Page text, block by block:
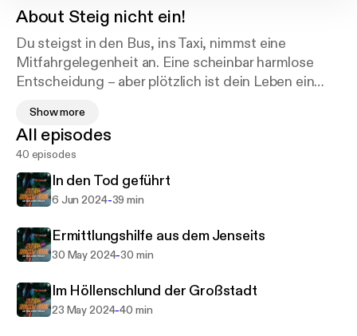
About Steig nicht ein!
Du steigst in den Bus, ins Taxi, nimmst eine
Mitfahrgelegenheit an. Eine scheinbar harmlose
Entscheidung – aber plötzlich ist dein Leben ein
ist Alex und das ist “Steig nicht ein!”. Ich werde dir in
jeder Episode einen Fall vorstellen, bei dem ein
Mensch beim Falschen eingestiegen oder der
Falsche zugestiegen ist: Der Fall und das
Tatgeschehen werden unter Rückgriff auf
Betroffenen, Tätern und dem familiären und
sozialen Umfeld der Beteiligten rekonstruiert: Wir
Tragödie endet.
Show more
All episodes
40 episodes
In den Tod geführt
6 Jun 2024-39 min
Ermittlungshilfe aus dem Jenseits
30 May 2024-30 min
Im Höllenschlund der Großstadt
23 May 2024-40 min